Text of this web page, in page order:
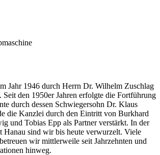
Jahr 1946 durch Herrn Dr. Wilhelm Zuschlag
Seit den 1950er Jahren erfolgte die Fortführung
durch dessen Schwiegersohn Dr. Klaus
die Kanzlei durch den Eintritt von Burkhard
und Tobias Epp als Partner verstärkt. In der
Hanau sind wir bis heute verwurzelt. Viele
wir mittlerweile seit Jahrzehnten und
hinweg.